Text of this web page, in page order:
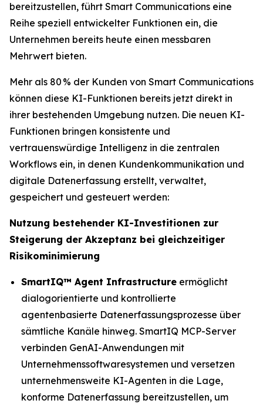
bereitzustellen, führt Smart Communications eine
Reihe speziell entwickelter Funktionen ein, die
Unternehmen bereits heute einen messbaren
Mehrwert bieten.
Mehr als 80 % der Kunden von Smart Communications
können diese KI-Funktionen bereits jetzt direkt in
ihrer bestehenden Umgebung nutzen. Die neuen KI-
Funktionen bringen konsistente und
vertrauenswürdige Intelligenz in die zentralen
Workflows ein, in denen Kundenkommunikation und
digitale Datenerfassung erstellt, verwaltet,
gespeichert und gesteuert werden:
Nutzung bestehender KI-Investitionen zur
Steigerung der Akzeptanz bei gleichzeitiger
Risikominimierung
SmartIQ™ Agent Infrastructure ermöglicht
dialogorientierte und kontrollierte
agentenbasierte Datenerfassungsprozesse über
sämtliche Kanäle hinweg. SmartIQ MCP-Server
verbinden GenAI-Anwendungen mit
Unternehmenssoftwaresystemen und versetzen
unternehmensweite KI-Agenten in die Lage,
konforme Datenerfassung bereitzustellen, um